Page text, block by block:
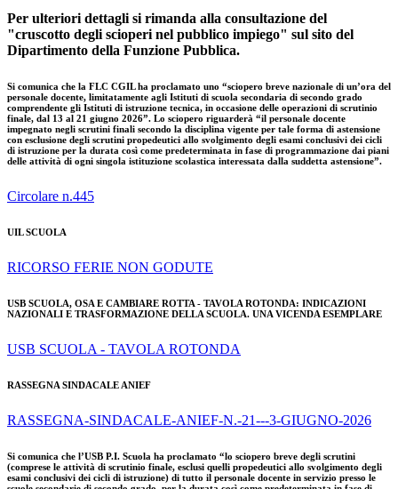
Per ulteriori dettagli si rimanda alla consultazione del
"cruscotto degli scioperi nel pubblico impiego" sul sito del
Dipartimento della Funzione Pubblica.
Si comunica che la FLC CGIL ha proclamato uno “sciopero breve nazionale di un’ora del
personale docente, limitatamente agli Istituti di scuola secondaria di secondo grado
comprendente gli Istituti di istruzione tecnica, in occasione delle operazioni di scrutinio
finale, dal 13 al 21 giugno 2026”. Lo sciopero riguarderà “il personale docente
impegnato negli scrutini finali secondo la disciplina vigente per tale forma di astensione
con esclusione degli scrutini propedeutici allo svolgimento degli esami conclusivi dei cicli
di istruzione per la durata così come predeterminata in fase di programmazione dai piani
delle attività di ogni singola istituzione scolastica interessata dalla suddetta astensione”.
Circolare n.445
UIL SCUOLA
RICORSO FERIE NON GODUTE
USB SCUOLA, OSA E CAMBIARE ROTTA - TAVOLA ROTONDA: INDICAZIONI
NAZIONALI E TRASFORMAZIONE DELLA SCUOLA. UNA VICENDA ESEMPLARE
USB SCUOLA - TAVOLA ROTONDA
RASSEGNA SINDACALE ANIEF
RASSEGNA-SINDACALE-ANIEF-N.-21---3-GIUGNO-2026
Si comunica che l’USB P.I. Scuola ha proclamato “lo sciopero breve degli scrutini
(comprese le attività di scrutinio finale, esclusi quelli propedeutici allo svolgimento degli
esami conclusivi dei cicli di istruzione) di tutto il personale docente in servizio presso le